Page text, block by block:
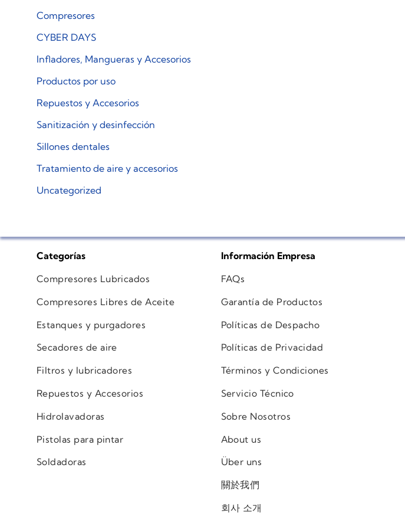
Compresores
CYBER DAYS
Infladores, Mangueras y Accesorios
Productos por uso
Repuestos y Accesorios
Sanitización y desinfección
Sillones dentales
Tratamiento de aire y accesorios
Uncategorized
Categorías
Compresores Lubricados
Compresores Libres de Aceite
Estanques y purgadores
Secadores de aire
Filtros y lubricadores
Repuestos y Accesorios
Hidrolavadoras
Pistolas para pintar
Soldadoras
Información Empresa
FAQs
Garantía de Productos
Políticas de Despacho
Políticas de Privacidad
Términos y Condiciones
Servicio Técnico
Sobre Nosotros
About us
Über uns
關於我們
회사 소개